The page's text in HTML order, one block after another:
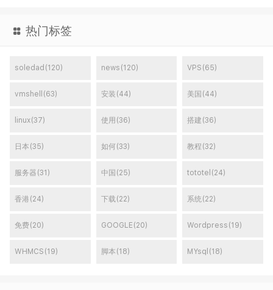
热门标签
soledad(120) news(120) VPS(65)
vmshell(63) 安装(44) 美国(44)
linux(37) 使用(36) 搭建(36)
日本(35) 如何(33) 教程(32)
服务器(31) 中国(25) tototel(24)
香港(24) 下载(22) 系统(22)
免费(20) GOOGLE(20) Wordpress(19)
WHMCS(19) 脚本(18) MYsql(18)